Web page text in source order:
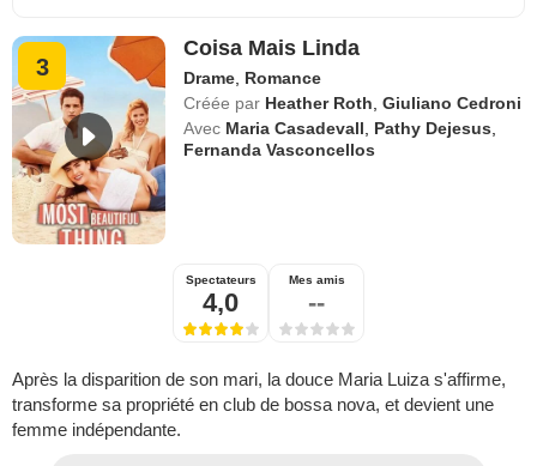
3
Coisa Mais Linda
Drame Romance
Créée par Heather Roth ,Giuliano Cedroni
Avec Maria Casadevall Pathy Dejesus
Fernanda Vasconcellos
Spectateurs
4,0
Mes amis
--
Après la disparition de son mari, la douce Maria Luiza s'affirme,
transforme sa propriété en club de bossa nova, et devient une
femme indépendante.